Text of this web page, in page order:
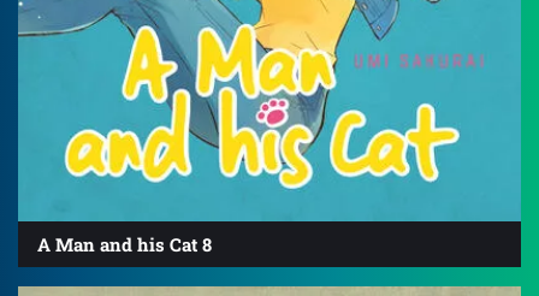
A Man and his Cat 8